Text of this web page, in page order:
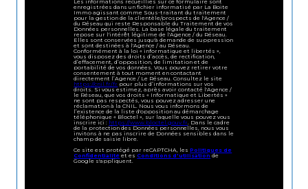
Les informations recueillies sur ce formulaire sont
enregistrées dans un fichier informatisé par La Boite
Immo agissant comme Sous-traitant du traitement
pour la gestion de la clientèle/prospects de l'Agence /
du Réseau qui reste Responsable du Traitement de vos
Données personnelles. La base légale du traitement
repose sur l'intérêt légitime de l'Agence / du Réseau.
Elles sont conservées jusqu'à demande de suppression
et sont destinées à l'Agence / au Réseau.
Conformément à la loi « informatique et libertés »,
vous disposez des droits d’accès, de rectification,
d’effacement, d’opposition, de limitation et de
portabilité de vos données. Vous pouvez retirer votre
consentement à tout moment en contactant
directement l’Agence / Le Réseau. Consultez le site
https://cnil.fr/fr pour plus d’informations sur vos
droits. Si vous estimez, après avoir contacté l'Agence /
le Réseau, que vos droits « Informatique et Libertés »
ne sont pas respectés, vous pouvez adresser une
réclamation à la CNIL. Nous vous informons de
l’existence de la liste d'opposition au démarchage
téléphonique « Bloctel », sur laquelle vous pouvez vous
inscrire ici : https://www.bloctel.gouv.fr. Dans le cadre
de la protection des Données personnelles, nous vous
invitons à ne pas inscrire de Données sensibles dans le
champ de saisie libre.
Ce site est protégé par reCAPTCHA, lesPolitiques de
Confidentialité et esConditions d'utilisationde
Google s'appliquent.